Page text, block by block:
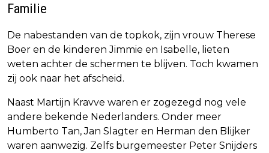
Familie
De nabestanden van de topkok, zijn vrouw Therese
Boer en de kinderen Jimmie en Isabelle, lieten
weten achter de schermen te blijven. Toch kwamen
zij ook naar het afscheid.
Naast Martijn Kravve waren er zogezegd nog vele
andere bekende Nederlanders. Onder meer
Humberto Tan, Jan Slagter en Herman den Blijker
waren aanwezig. Zelfs burgemeester Peter Snijders